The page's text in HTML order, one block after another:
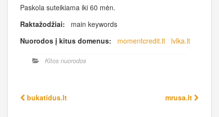
Paskola suteikiama iki 60 mėn.
Raktažodžiai: main keywords
Nuorodos į kitus domenus:
momentcredit.lt lvlka.lt
Kitos nuorodos
bukatidus.lt mrusa.lt